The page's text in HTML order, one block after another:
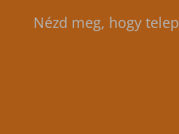
Nézd meg, hogy